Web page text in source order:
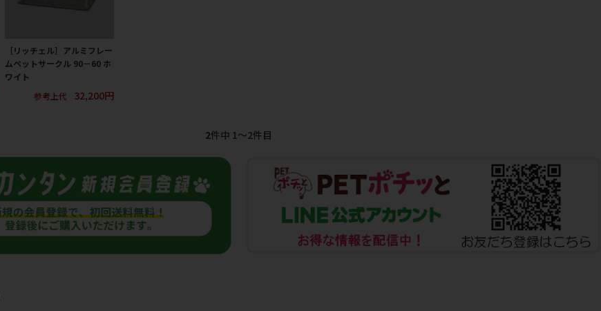
［リッチェル］アルミフレー
ムペットサークル 90－60 ホ
ワイト
参考上代
32,200円
2件中 1〜2件目